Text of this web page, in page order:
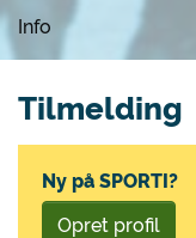
Info
Tilmelding
Ny på SPORTI?
Opret profil